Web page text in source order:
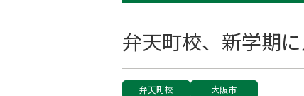
弁天町校、新学期に
弁天町校 大阪市